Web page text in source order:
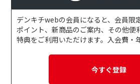
デンキチwebの会員になると、会員限
ポイント、新商品のご案内、その他便
特典をご利用いただけます。入会費・
今すぐ登録